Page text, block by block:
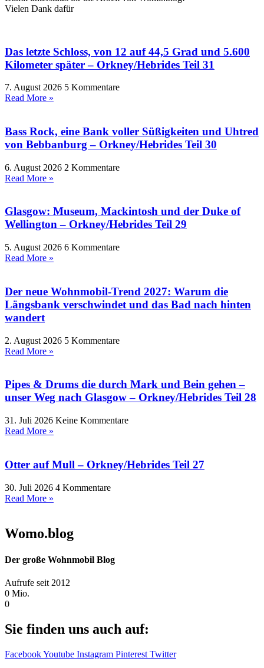
Vielen Dank dafür
Das letzte Schloss, von 12 auf 44,5 Grad und 5.600
Kilometer später – Orkney/Hebrides Teil 31
7. August 2026 5 Kommentare
Read More »
Bass Rock, eine Bank voller Süßigkeiten und Uhtred
von Bebbanburg – Orkney/Hebrides Teil 30
6. August 2026 2 Kommentare
Read More »
Glasgow: Museum, Mackintosh und der Duke of
Wellington – Orkney/Hebrides Teil 29
5. August 2026 6 Kommentare
Read More »
Der neue Wohnmobil-Trend 2027: Warum die
Längsbank verschwindet und das Bad nach hinten
wandert
2. August 2026 5 Kommentare
Read More »
Pipes & Drums die durch Mark und Bein gehen –
unser Weg nach Glasgow – Orkney/Hebrides Teil 28
31. Juli 2026 Keine Kommentare
Read More »
Otter auf Mull – Orkney/Hebrides Teil 27
30. Juli 2026 4 Kommentare
Read More »
Womo.blog
Der große Wohnmobil Blog​
Aufrufe seit 2012
0 Mio.
0
Sie finden uns auch auf:
FacebookYoutube Instagram Pinterest Twitter